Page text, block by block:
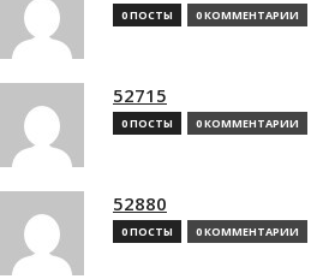
0 ПОСТЫ 0 КОММЕНТАРИИ
52715
0 ПОСТЫ 0 КОММЕНТАРИИ
52880
0 ПОСТЫ 0 КОММЕНТАРИИ